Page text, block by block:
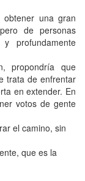
una gran
de personas
profundamente
propondría que
trata de enfrentar
en extender. En
votos de gente
el camino, sin
que es la